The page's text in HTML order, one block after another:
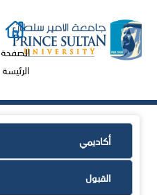
الصفحة
الرئيسة
أكاديمي
القبول